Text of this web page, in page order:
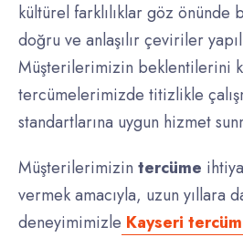
kültürel farklılıklar göz önünde
doğru ve anlaşılır çeviriler
Müşterilerimizin beklentilerini
tercümelerimizde titizlikle
standartlarına uygun hizmet
Müşterilerimizin tercüme
vermek amacıyla, uzun yıllara
deneyimimizle Kayseri